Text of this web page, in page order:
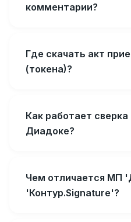
комментарии?
Где скачать акт
(токена)?
Как работает
Диадоке?
Чем отличается МП
'Контур.Signature'?